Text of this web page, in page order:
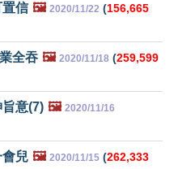
信 🖼️ 2020/11/22 (156,665
全吞 🖼️ 2020/11/18 (259,599
意(7) 🖼️ 2020/11/16
兒 🖼️ 2020/11/15 (262,333